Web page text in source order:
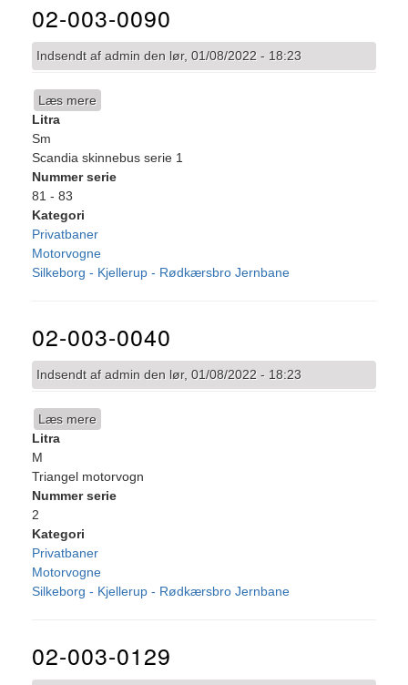
02-003-0090
Indsendt afadmin den lør, 01/08/2022 - 18:23
Læs mere
0090
Litra
Sm
Scandia skinnebus serie 1
Nummer serie
81 - 83
Kategori
Privatbaner
Motorvogne
Silkeborg - Kjellerup - Rødkærsbro Jernbane
02-003-0040
Indsendt afadmin den lør, 01/08/2022 - 18:23
Læs mere
0040
Litra
M
Triangel motorvogn
Nummer serie
2
Kategori
Privatbaner
Motorvogne
Silkeborg - Kjellerup - Rødkærsbro Jernbane
02-003-0129